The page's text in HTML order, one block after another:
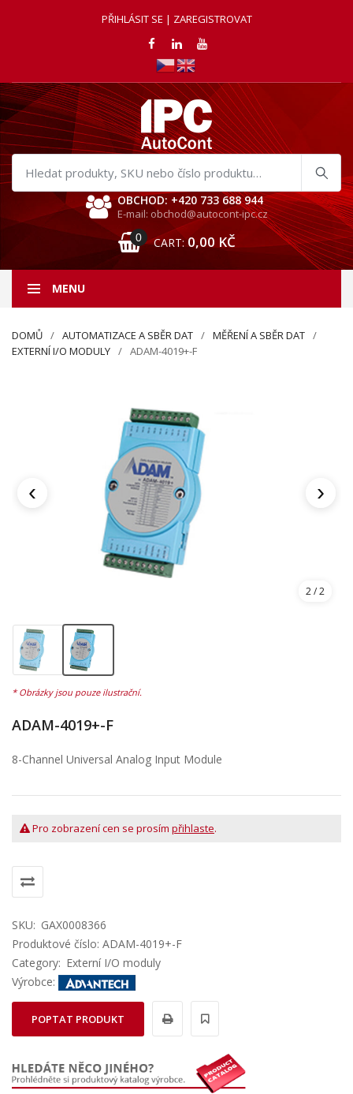
PŘIHLÁSIT SE | ZAREGISTROVAT
Hledat
produkty
OBCHOD: +420 733 688 944
E-mail: obchod@autocont-ipc.cz
0 CART: 0,00 KČ
MENU
DOMŮ AUTOMATIZACE A SBĚR DAT
MĚŘENÍ A SBĚR DAT
EXTERNÍ I/O MODULY
ADAM-4019+-F
‹ ›
2/ 2
ADAM-4019+-F
8-Channel Universal Analog Input Module
Pro zobrazení cen se prosím přihlaste.
SKU: GAX0008366
Produktové číslo: ADAM-4019+-F
Category: Externí I/O moduly
Výrobce:
POPTAT PRODUKT